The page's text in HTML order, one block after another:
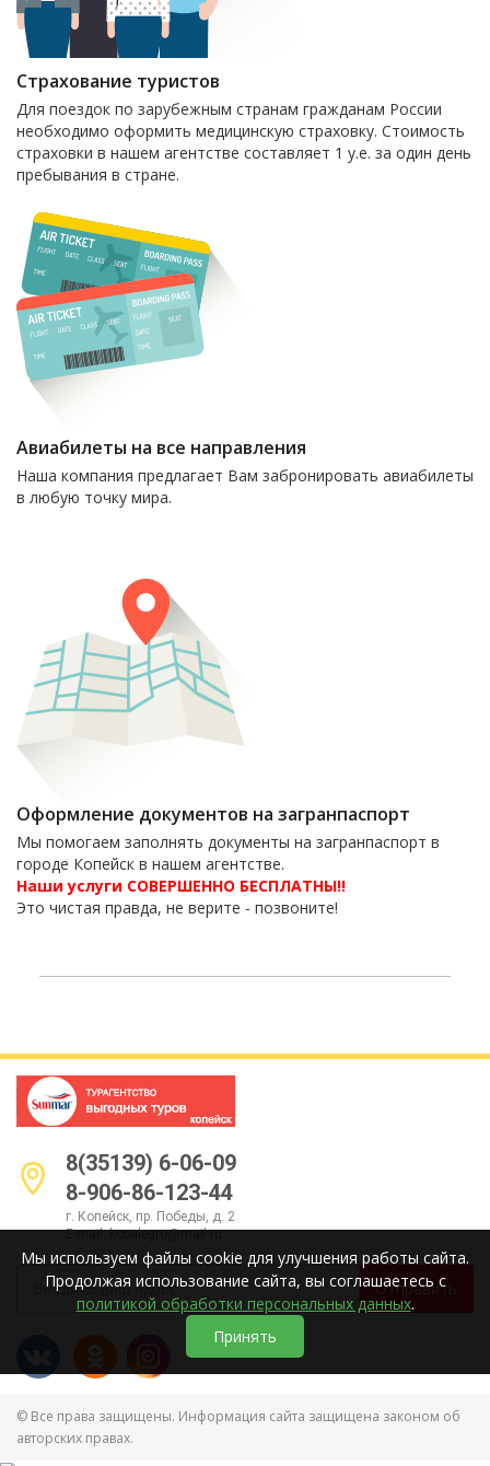
Страхование туристов
Для поездок по зарубежным странам гражданам России
необходимо оформить медицинскую страховку. Стоимость
страховки в нашем агентстве составляет 1 у.е. за один день
пребывания в стране.
Авиабилеты на все направления
Наша компания предлагает Вам забронировать авиабилеты
в любую точку мира.
Оформление документов на загранпаспорт
Мы помогаем заполнять документы на загранпаспорт в
городе Копейск в нашем агентстве.
Наши услуги СОВЕРШЕННО БЕСПЛАТНЫ!!
Это чистая правда, не верите - позвоните!
8(35139) 6-06-09
8-906-86-123-44
г. Копейск, пр. Победы, д. 2
E-mail:kopalegro@mail.ru
Отправить
© Все права защищены. Информация сайта защищена законом об
авторских правах.
Мы используем файлы cookie для улучшения работы сайта.
Продолжая использование сайта, вы соглашаетесь с
политикой обработки персональных данных.
Принять